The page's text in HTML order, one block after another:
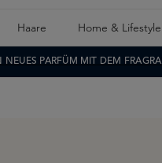
Haare Home & Lifestyle
NEUES PARFÜM MIT DEM